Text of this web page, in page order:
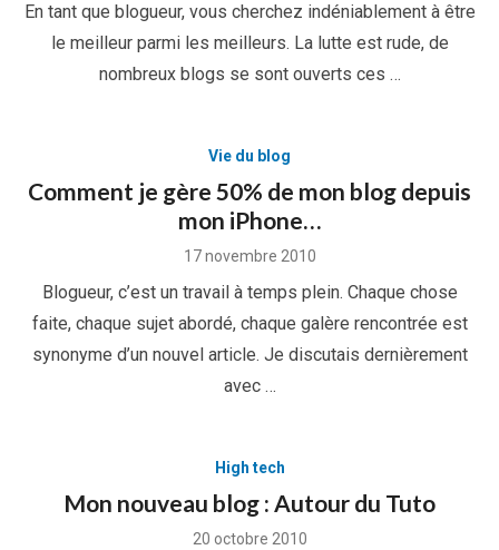
En tant que blogueur, vous cherchez indéniablement à être
le meilleur parmi les meilleurs. La lutte est rude, de
nombreux blogs se sont ouverts ces …
Vie du blog
Comment je gère 50% de mon blog depuis
mon iPhone…
Posted
17 novembre 2010
Blogueur, c’est un travail à temps plein. Chaque chose
faite, chaque sujet abordé, chaque galère rencontrée est
synonyme d’un nouvel article. Je discutais dernièrement
avec …
High tech
Mon nouveau blog : Autour du Tuto
Posted
20 octobre 2010